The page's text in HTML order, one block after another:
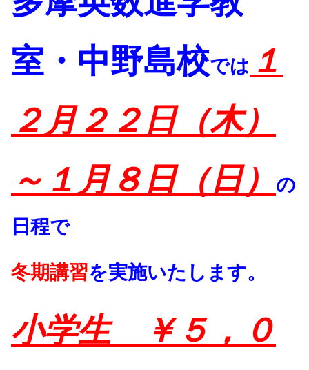
室・中野島校では １
２ 月２２日（木）
～１月８日（日）
の
日程で
冬期講習を実施いたします。
小学生 ￥５，０